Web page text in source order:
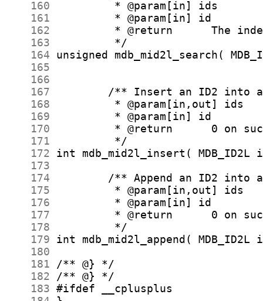
    160
    161
    162
    163
    164
    165
    166
    167
    168
    169
    170
    171
    172
    173
    174
    175
    176
    177
    178
    179
    180
    181
    182
    183